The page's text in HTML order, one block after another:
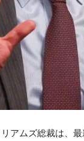
アムズ総裁は、